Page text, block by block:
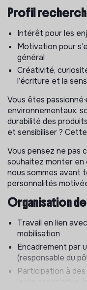
et Produits
Contribuer à la
diffusion (kits,
Axe 2 : Animation
Participer à la
sensibilisation
prise de RDV
Appuyer la
Journées
témoignages des
Participer à
: invitations, suivi
relances et
(le montage et la
l’équipe salariée)
Axe 3 : Vie associative
Participer à des
rencontres) pour
Profil
Intérêt pour les
Motivation pour
général
Créativité,
l’écriture et la
Vous êtes
environnementaux,
durabilité des
et sensibiliser ?
Vous pensez ne pas
souhaitez monter en
nous sommes avant
personnalités
Organisation
Travail en lien
mobilisation
Encadrement par
(responsable du
Participation à